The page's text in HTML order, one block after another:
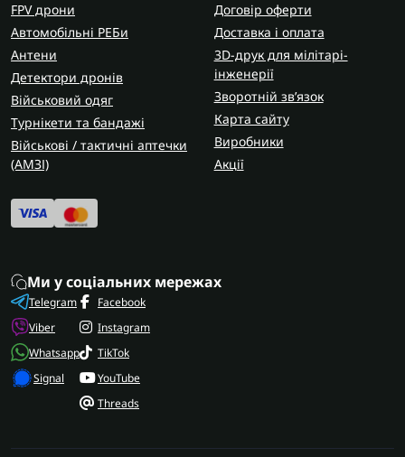
FPV дрони
Автомобільні РЕБи
Антени
Детектори дронів
Військовий одяг
Турнікети та бандажі
Військові / тактичні аптечки
(AMЗІ)
Договір оферти
Доставка і оплата
3D-друк для мілітарі-
інженерії
Зворотній зв’язок
Карта сайту
Виробники
Акції
Ми у соціальних мережах
Telegram
Viber
Whatsapp
Signal
Facebook
Instagram
TikTok
YouTube
Threads